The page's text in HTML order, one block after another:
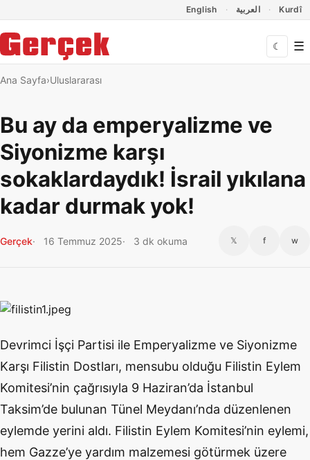
English العربية Kurdî
☾ ☰
Ana Sayfa Uluslararası
Bu ay da emperyalizme ve
Siyonizme karşı
sokaklardaydık! İsrail yıkılana
kadar durmak yok!
Gerçek 16 Temmuz 2025 3 dk okuma 𝕏 f w
Devrimci İşçi Partisi ile Emperyalizme ve Siyonizme
Karşı Filistin Dostları, mensubu olduğu Filistin Eylem
Komitesi’nin çağrısıyla 9 Haziran’da İstanbul
Taksim’de bulunan Tünel Meydanı’nda düzenlenen
eylemde yerini aldı. Filistin Eylem Komitesi’nin eylemi,
hem Gazze’ye yardım malzemesi götürmek üzere